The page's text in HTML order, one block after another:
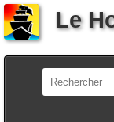
Le